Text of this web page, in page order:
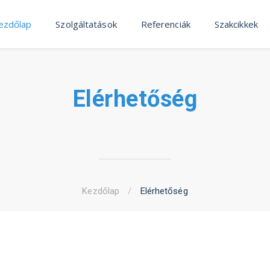
Szolgáltatások Referenciák Szakcikkek
Elérhetőség
Kezdőlap / Elérhetőség